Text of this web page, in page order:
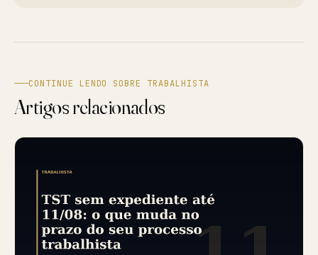
CONTINUE LENDO SOBRE TRABALHISTA
Artigos relacionados